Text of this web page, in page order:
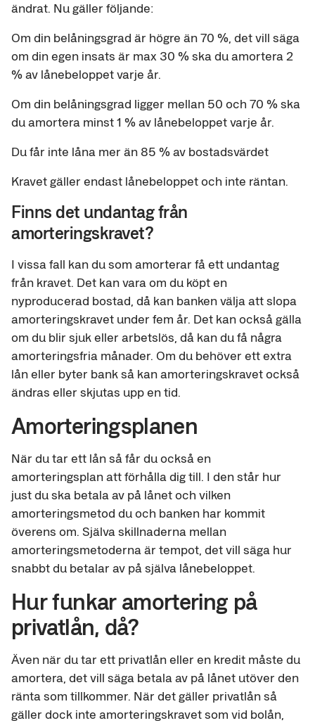
ändrat. Nu gäller följande:
Om din belåningsgrad är högre än 70 %, det vill säga
om din egen insats är max 30 % ska du amortera 2
% av lånebeloppet varje år.
Om din belåningsgrad ligger mellan 50 och 70 % ska
du amortera minst 1 % av lånebeloppet varje år.
Du får inte låna mer än 85 % av bostadsvärdet
Kravet gäller endast lånebeloppet och inte räntan.
Finns det undantag från
amorteringskravet?
I vissa fall kan du som amorterar få ett undantag
från kravet. Det kan vara om du köpt en
nyproducerad bostad, då kan banken välja att slopa
amorteringskravet under fem år. Det kan också gälla
om du blir sjuk eller arbetslös, då kan du få några
amorteringsfria månader. Om du behöver ett extra
lån eller byter bank så kan amorteringskravet också
ändras eller skjutas upp en tid.
Amorteringsplanen
När du tar ett lån så får du också en
amorteringsplan att förhålla dig till. I den står hur
just du ska betala av på lånet och vilken
amorteringsmetod du och banken har kommit
överens om. Själva skillnaderna mellan
amorteringsmetoderna är tempot, det vill säga hur
snabbt du betalar av på själva lånebeloppet.
Hur funkar amortering på
privatlån, då?
Även när du tar ett privatlån eller en kredit måste du
amortera, det vill säga betala av på lånet utöver den
ränta som tillkommer. När det gäller privatlån så
gäller dock inte amorteringskravet som vid bolån,